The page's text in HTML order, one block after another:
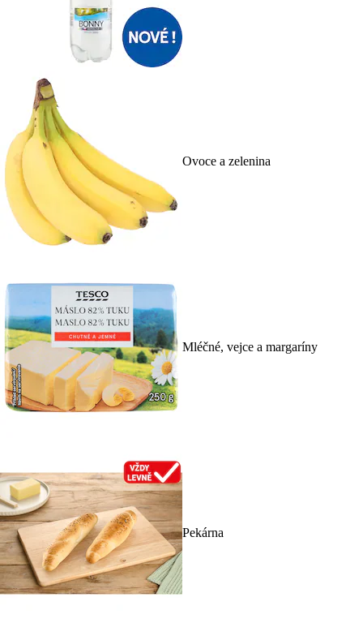
Ovoce a zelenina
Mléčné, vejce a margaríny
Pekárna